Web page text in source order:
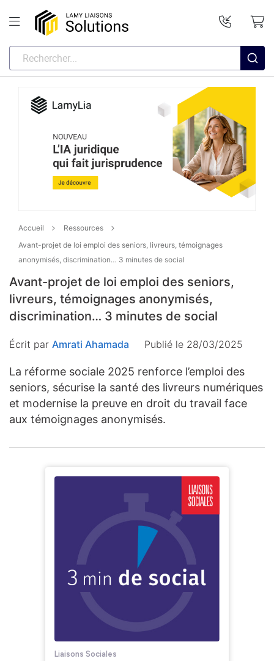
Accueil
Ressources
Avant-projet de loi emploi des seniors, livreurs, témoignages
anonymisés, discrimination… 3 minutes de social
Avant-projet de loi emploi des seniors,
livreurs, témoignages anonymisés,
discrimination… 3 minutes de social
Écrit par Amrati Ahamada Publié le 28/03/2025
La réforme sociale 2025 renforce l’emploi des
seniors, sécurise la santé des livreurs numériques
et modernise la preuve en droit du travail face
aux témoignages anonymisés.